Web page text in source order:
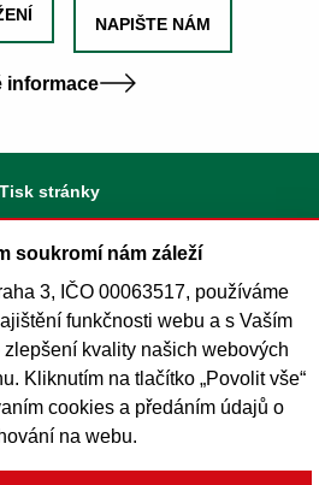
soukromí nám záleží
3, IČO 00063517, používáme
funkčnosti webu a s Vaším
kvality našich webových
Kliknutím na tlačítko „Povolit vše“
cookies a předáním údajů o
na webu.
NAPIŠTE NÁM
informace
Tisk stránky
cookies
MČ Praha 3
Pro média